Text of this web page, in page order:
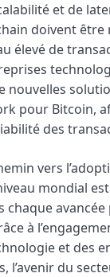
et de
doivent
élevé de
nouvelles
pour Bitcoin,
des
vers
mondial
chaque
à
et des
l’avenir du